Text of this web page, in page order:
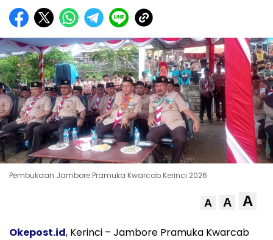
Pembukaan Jambore Pramuka Kwarcab Kerinci 2026
A A A
Okepost.id, Kerinci – Jambore Pramuka Kwarcab